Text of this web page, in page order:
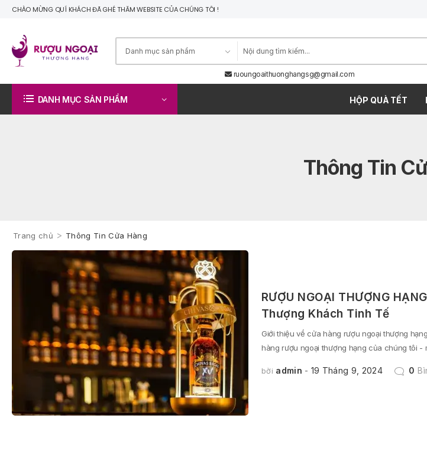
CHÀO MỪNG QUÍ KHÁCH ĐÃ GHÉ THĂM WEBSITE CỦA CHÚNG TÔI !
ruoungoaithuonghangsg@gmail.com
DANH MỤC SẢN PHẨM HỘP QUÀ TẾT
Thông Tin
Trang chủ > Thông Tin Cửa Hàng
RƯỢU NGOẠI THƯỢNG
Thượng Khách Tinh Tế
Giới thiệu về cửa hàng rượu ngoại thượng
hàng rượu ngoại thượng hạng của chúng tôi -
bời admin 19 Tháng 9, 2024 0